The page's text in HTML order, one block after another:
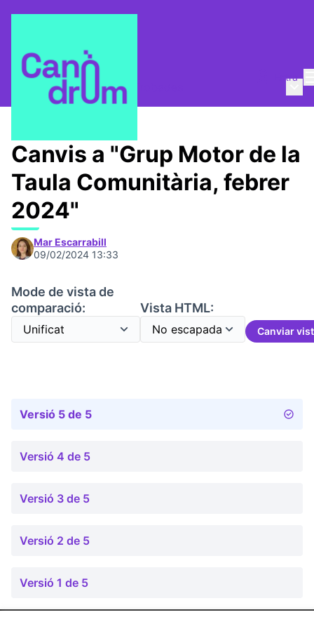
Entra
Taula Comunitària / 📅 Trobades
Canvis a "Grup Motor de la
Taula Comunitària, febrer
2024"
Mar Escarrabill
09/02/2024 13:33
Mode de vista de
comparació:
Vista HTML:
Canviar
Versió 5 de 5
Versió 4 de 5
Versió 3 de 5
Versió 2 de 5
Versió 1 de 5